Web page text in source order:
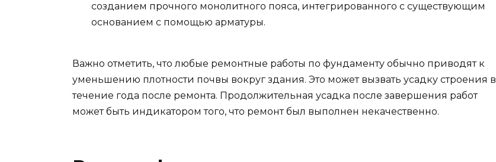
созданием прочного монолитного пояса, интегрированного с существующим
основанием с помощью арматуры.
Важно отметить, что любые ремонтные работы по фундаменту обычно приводят к
уменьшению плотности почвы вокруг здания. Это может вызвать усадку строения в
течение года после ремонта. Продолжительная усадка после завершения работ
может быть индикатором того, что ремонт был выполнен некачественно.